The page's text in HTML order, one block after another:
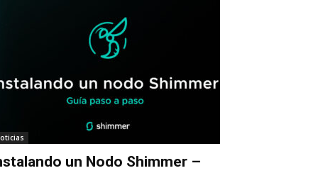
un Nodo Shimmer –